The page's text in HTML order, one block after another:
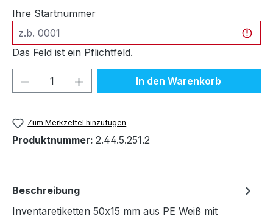
Ihre Startnummer
Das Feld ist ein Pflichtfeld.
Produkt Anzahl: Gib denIn den Warenkorb
Zum Merkzettel hinzufügen
Produktnummer: 2.44.5.251.2
Beschreibung
Inventaretiketten 50x15 mm aus PE Weiß mit